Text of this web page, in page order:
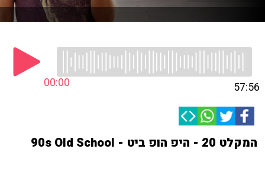
00:00 57:56
המקלט 20 - היפ הופ ביט - 90s Old School